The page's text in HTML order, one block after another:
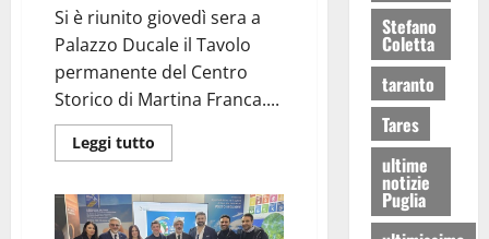
Si è riunito giovedì sera a
Palazzo Ducale il Tavolo
permanente del Centro
Storico di Martina Franca....
Leggi tutto
Stefano
Coletta
taranto
Tares
ultime
notizie
Puglia